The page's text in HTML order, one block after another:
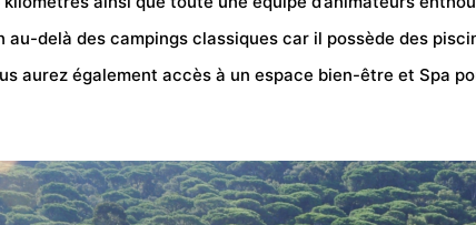
au-delà des campings classiques car il possède des
aurez également accès à un espace bien-être et Spa